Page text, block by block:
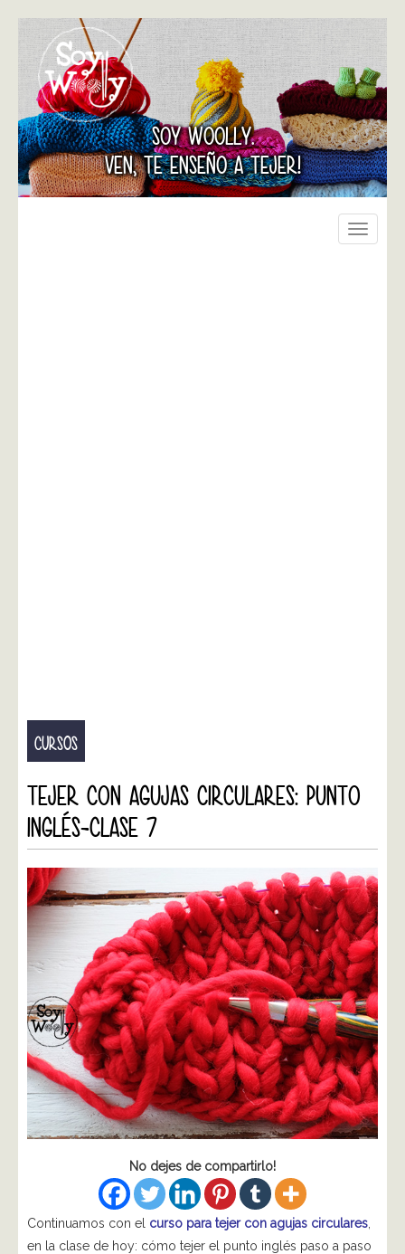
SOY WOOLLY.
VEN, TE ENSEÑO A TEJER!
Toggle
CURSOS
TEJER CON AGUJAS CIRCULARES: PUNTO
INGLÉS-CLASE 7
No dejes de compartirlo!
Continuamos con el curso para tejer con agujas circulares
en la clase de hoy: cómo tejer el punto inglés paso a paso